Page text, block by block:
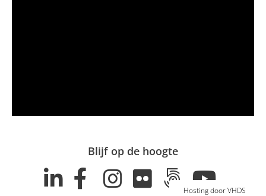
Blijf op de hoogte
Hosting door VHDS